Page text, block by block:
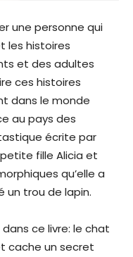
une personne qui
les histoires
et des adultes
ces histoires
dans le monde
au pays des
écrite par
fille Alicia et
qu’elle a
un trou de lapin.
ce livre: le chat
cache un secret